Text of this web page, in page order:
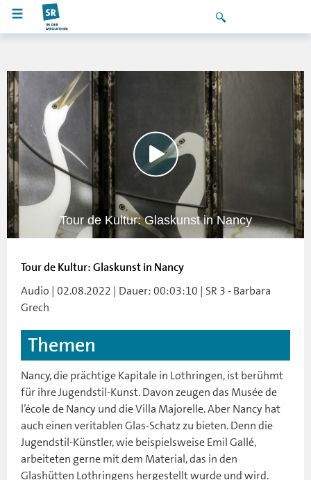
Tour de Kultur: Glaskunst in Nancy
Tour de Kultur: Glaskunst in Nancy
Audio | 02.08.2022 | Dauer: 00:03:10 | SR 3 - Barbara
Grech
Themen
Nancy, die prächtige Kapitale in Lothringen, ist berühmt
für ihre Jugendstil-Kunst. Davon zeugen das Musée de
l’école de Nancy und die Villa Majorelle. Aber Nancy hat
auch einen veritablen Glas-Schatz zu bieten. Denn die
Jugendstil-Künstler, wie beispielsweise Emil Gallé,
arbeiteten gerne mit dem Material, das in den
Glashütten Lothringens hergestellt wurde und wird.